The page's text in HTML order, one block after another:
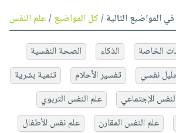
المواضيع التالية /كل المواضيع/علم النفس
الخاصة الذكاء
الصحة النفسية
نفسي تفسير الأحلام
تنمية بشرية
الإجتماعي
علم النفس التربوي
علم النفس المقارن
علم نفس الأطفال